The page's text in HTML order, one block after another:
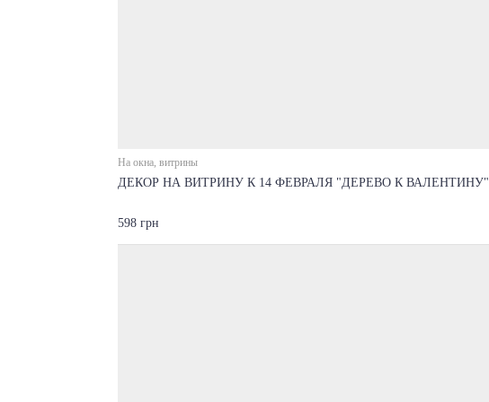
На окна, витрины
ДЕКОР НА ВИТРИНУ К 14 ФЕВРАЛЯ "ДЕРЕВО К ВАЛЕНТИНУ"
598 грн